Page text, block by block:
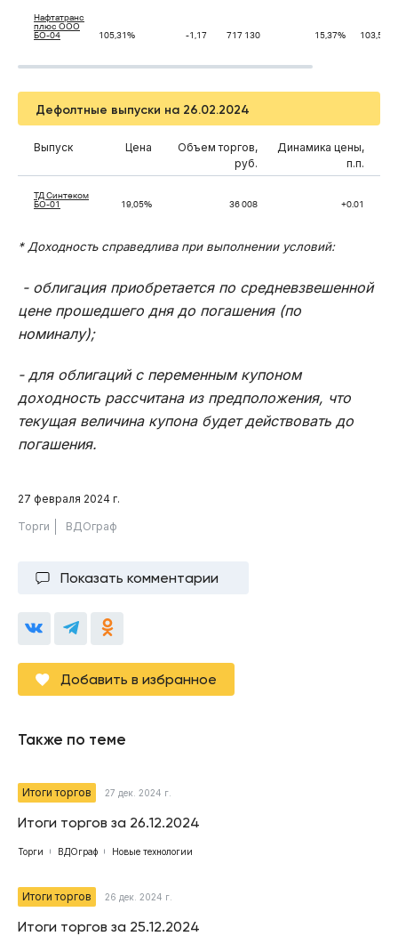
Нафтатранс
плюс ООО
БО-04
105,31% -1,17 717 130 15,37% 103,55%
Дефолтные выпуски на 26.02.2024
Выпуск Цена
Объем торгов,
руб.
Динамика цены,
п.п.
ТД Синтеком
БО-01
19,05% 36 008 +0.01
* Доходность справедлива при выполнении условий:
- облигация приобретается по средневзвешенной
цене прошедшего дня до погашения (по
номиналу);
- для облигаций с переменным купоном
доходность рассчитана из предположения, что
текущая величина купона будет действовать до
погашения.
27 февраля 2024 г.
Торги ВДОграф
Показать комментарии
Добавить в избранное
Также по теме
Итоги торгов 27 дек. 2024 г.
Итоги торгов за 26.12.2024
Торги ВДОграф Новые технологии
Итоги торгов 26 дек. 2024 г.
Итоги торгов за 25.12.2024